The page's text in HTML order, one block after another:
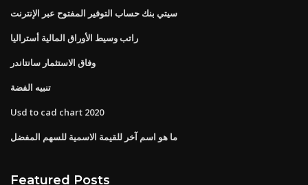
سيتي بنك حساب التوفير المفتوح عبر الإنترنت
راتب وسيط الأوراق المالية أستراليا
وفاق الاستثمار سانتاندر
تنبيه الفضة
Usd to cad chart 2020
ما هو اسم آخر للقيمة الاسمية للسهم المفضل
Featured Posts